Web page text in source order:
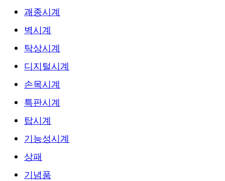
괘종시계
벽시계
탁상시계
디지털시계
손목시계
특판시계
탑시계
기능성시계
상패
기념품